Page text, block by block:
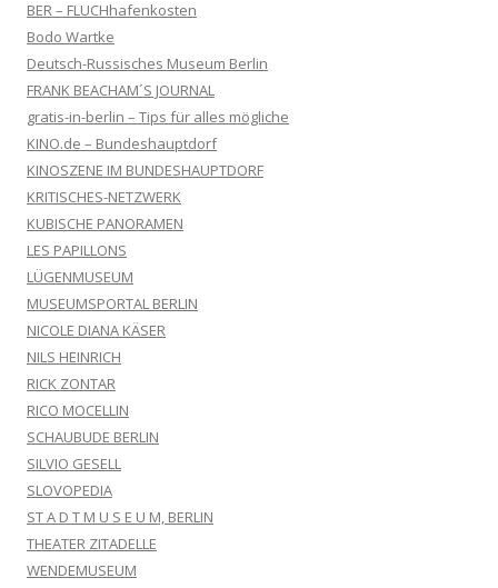
BER – FLUCHhafenkosten
Bodo Wartke
Deutsch-Russisches Museum Berlin
FRANK BEACHAM´S JOURNAL
gratis-in-berlin – Tips für alles mögliche
KINO.de – Bundeshauptdorf
KINOSZENE IM BUNDESHAUPTDORF
KRITISCHES-NETZWERK
KUBISCHE PANORAMEN
LES PAPILLONS
LÜGENMUSEUM
MUSEUMSPORTAL BERLIN
NICOLE DIANA KÄSER
NILS HEINRICH
RICK ZONTAR
RICO MOCELLIN
SCHAUBUDE BERLIN
SILVIO GESELL
SLOVOPEDIA
ST A D T M U S E U M, BERLIN
THEATER ZITADELLE
WENDEMUSEUM